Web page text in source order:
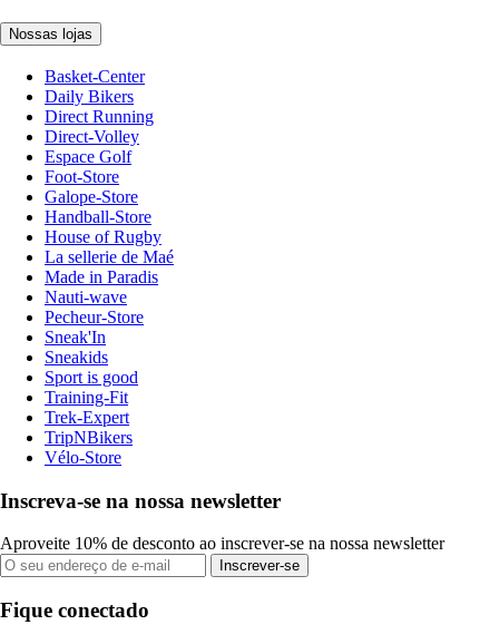
Nossas lojas
Basket-Center
Daily Bikers
Direct Running
Direct-Volley
Espace Golf
Foot-Store
Galope-Store
Handball-Store
House of Rugby
La sellerie de Maé
Made in Paradis
Nauti-wave
Pecheur-Store
Sneak'In
Sneakids
Sport is good
Training-Fit
Trek-Expert
TripNBikers
Vélo-Store
Inscreva-se na nossa newsletter
Aproveite 10% de desconto ao inscrever-se na nossa newsletter
Inscrever-se
Fique conectado